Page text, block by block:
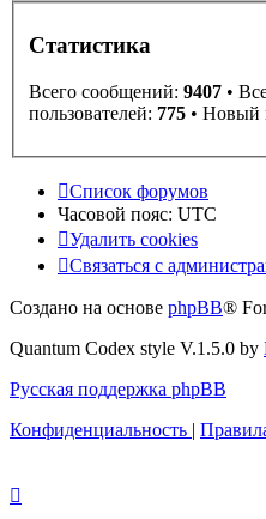
Статистика
Всего сообщений: 9407 •
пользователей: 775 • Новый
Список форумов
Часовой пояс: UTC
Удалить cookies
Связаться с
Создано на основе phpBB®
Quantum Codex style V.1.5.0 by
Русская поддержка phpBB
Конфиденциальность |